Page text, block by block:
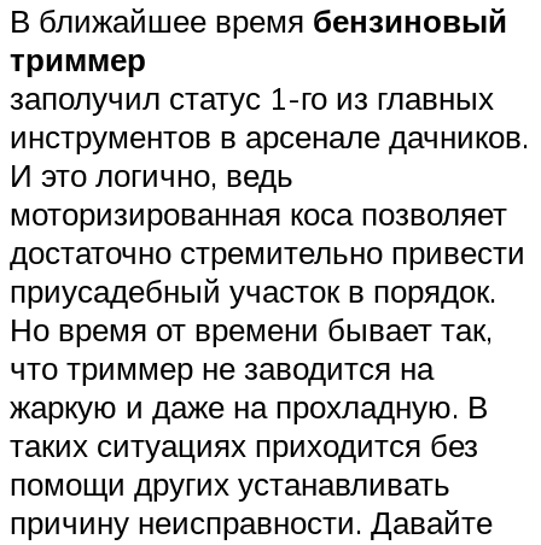
В ближайшее время бензиновый
триммер
заполучил статус 1-го из главных
инструментов в арсенале дачников.
И это логично, ведь
моторизированная коса позволяет
достаточно стремительно привести
приусадебный участок в порядок.
Но время от времени бывает так,
что триммер не заводится на
жаркую и даже на прохладную. В
таких ситуациях приходится без
помощи других устанавливать
причину неисправности. Давайте